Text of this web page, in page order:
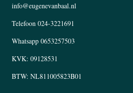
info@eugenevanbaal.nl
Telefoon 024-3221691
Whatsapp 0653257503
KVK: 09128531
BTW: NL811005823B01